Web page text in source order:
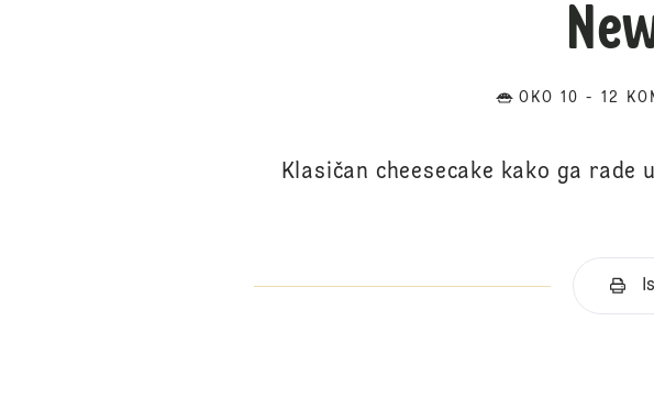
OKO 10 - 12
Klasičan cheesecake kako ga rade